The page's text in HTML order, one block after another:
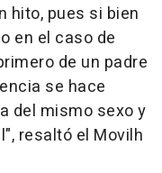
hito, pues si bien
en el caso de
de un padre
se hace
del mismo sexo y
resaltó el Movilh